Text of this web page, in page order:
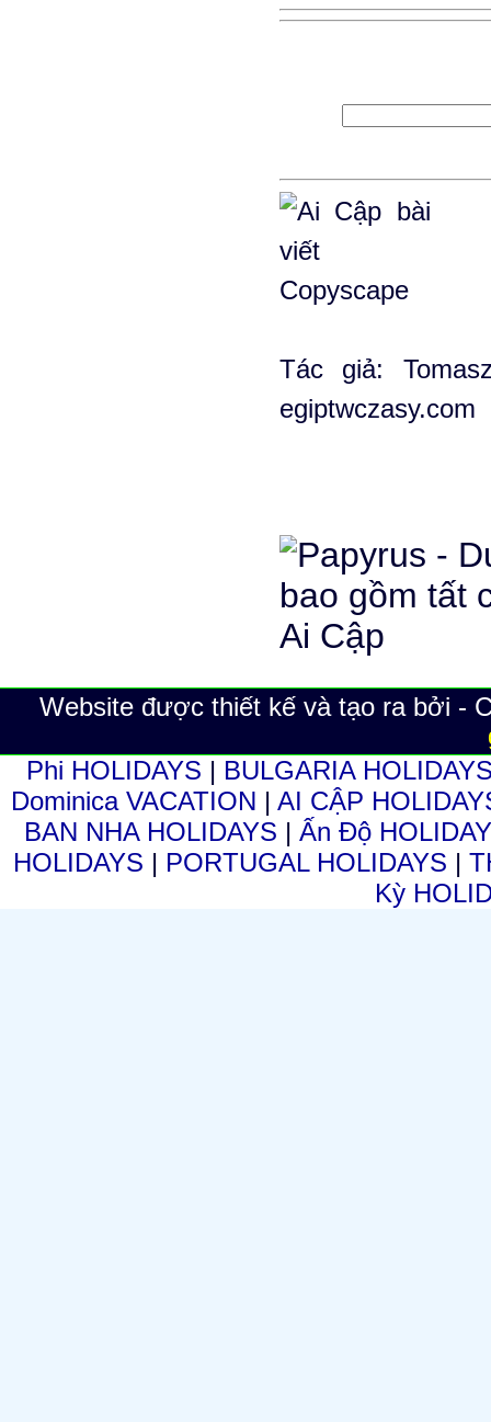
Tác giả:
egiptwczasy.com
Website được thiết kế và tạo ra bởi -
Phi HOLIDAYS | BULGARIA
Dominica VACATION | AI CẬP
BAN NHA HOLIDAYS | Ấn Độ
HOLIDAYS | PORTUGAL HOLIDAYS |
Kỳ